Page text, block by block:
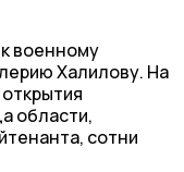
военному
Халилову. На
области,
сотни